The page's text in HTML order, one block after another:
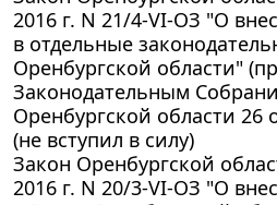
2016 г. N 21/4-VI-ОЗ "О
в отдельные
Оренбургской области"
Законодательным
Оренбургской области 26
(не вступил в силу)
Закон Оренбургской
2016 г. N 20/3-VI-ОЗ "О